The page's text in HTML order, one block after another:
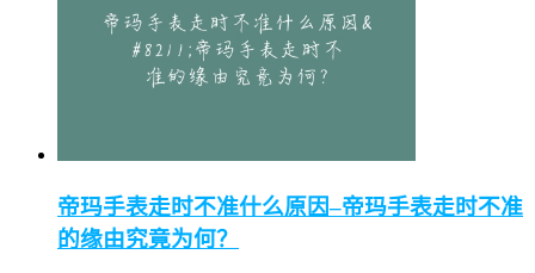
帝玛手表走时不准什么原因–帝玛手表走时不准
的缘由究竟为何？